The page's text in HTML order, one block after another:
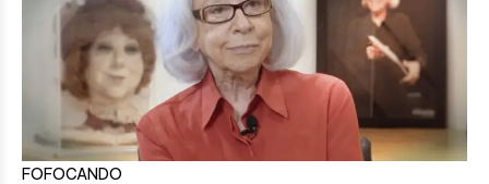
FOFOCANDO